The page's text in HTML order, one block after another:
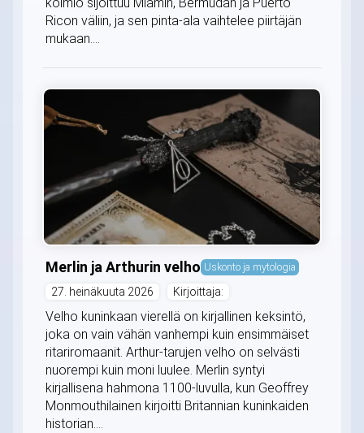
Ricon väliin, ja sen pinta-ala vaihtelee piirtäjän
mukaan....
Merlin ja Arthurin velho Uskonto ja mytologia
27. heinäkuuta 2026 Kirjoittaja:
Velho kuninkaan vierellä on kirjallinen keksintö,
joka on vain vähän vanhempi kuin ensimmäiset
ritariromaanit. Arthur-tarujen velho on selvästi
nuorempi kuin moni luulee. Merlin syntyi
kirjallisena hahmona 1100-luvulla, kun Geoffrey
Monmouthilainen kirjoitti Britannian kuninkaiden
historian....